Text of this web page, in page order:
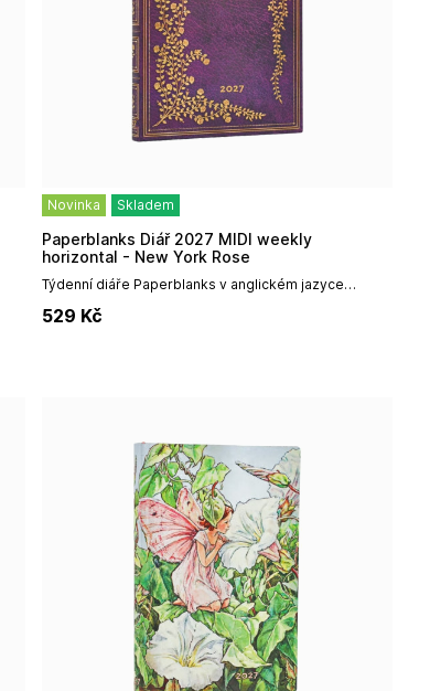
Novinka Skladem
Týdenní diáře Paperblanks v anglickém jazyce
designem, prémiovou vazbou a vysokou odolností,...
Paperblanks Diář 2027 MIDI weekly
horizontal - New York Rose
529 Kč